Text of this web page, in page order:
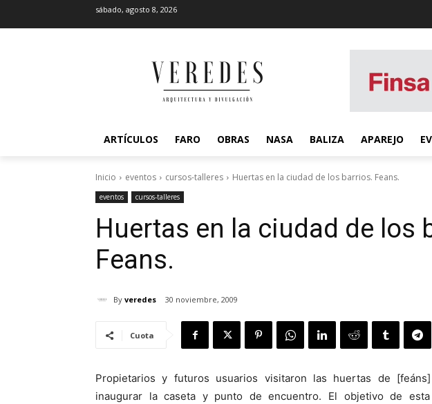
sábado, agosto 8, 2026
ARTÍCULOS FARO OBRAS NASA BALIZA APAREJO
Inicio eventos cursos-talleres Huertas en la ciudad de los barrios. Feans.
eventos cursos-talleres
Huertas en la ciudad de los
Feans.
By veredes 30 noviembre, 2009
Cuota
Propietarios y futuros usuarios visitaron las huertas de
inaugurar la caseta y punto de encuentro. El objetivo de